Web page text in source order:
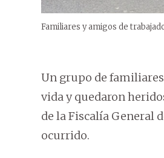
Familiares y amigos de
Un grupo de
vida y quedaron
de la Fiscalía General
ocurrido.